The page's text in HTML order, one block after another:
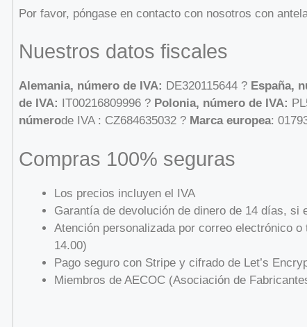
Por favor, póngase en contacto con nosotros con
Nuestros datos fiscales
Alemania, número de IVA: DE320115644 ? España,
de IVA: IT00216809996 ? Polonia, número de IVA:
númerode IVA : CZ684635032 ? Marca europea:
Compras 100% seguras
Los precios incluyen el IVA
Garantía de devolución de dinero de 14 días,
Atención personalizada por correo electrónico
14.00)
Pago seguro con Stripe y cifrado de Let’s
Miembros de AECOC (Asociación de